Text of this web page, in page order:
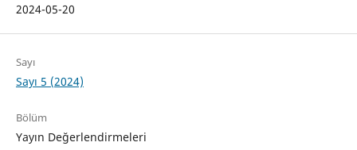
2024-05-20
Sayı
Sayı 5 (2024)
Bölüm
Yayın Değerlendirmeleri